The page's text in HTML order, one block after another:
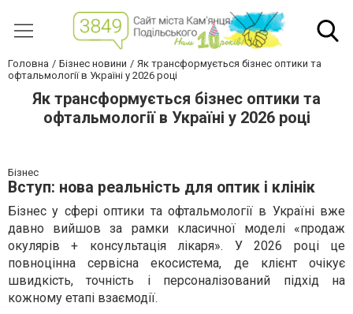
Головна Бізнес новини
Як трансформується бізнес оптики та
офтальмології в Україні у 2026 році
Як трансформується бізнес оптики та
офтальмології в Україні у 2026 році
Бізнес
Вступ: нова реальність для оптик і клінік
Бізнес у сфері оптики та офтальмології в Україні вже
давно вийшов за рамки класичної моделі «продаж
окулярів + консультація лікаря». У 2026 році це
повноцінна сервісна екосистема, де клієнт очікує
швидкість, точність і персоналізований підхід на
кожному етапі взаємодії.